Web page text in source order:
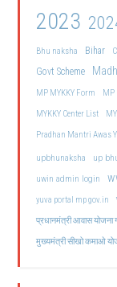
2023
Bhu naksha Bihar
Govt Scheme
MP MYKKY Form
MP
MYKKY Center List
Pradhan Mantri Awas
upbhunaksha up
uwin admin login
yuva portal mp gov.in
प्रधानमंत्री आवास
मुख्यमंत्री सीखो कमाओ